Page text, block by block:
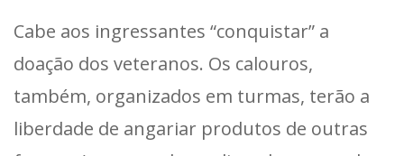
Cabe aos ingressantes “conquistar” a
doação dos veteranos. Os calouros,
também, organizados em turmas, terão a
liberdade de angariar produtos de outras